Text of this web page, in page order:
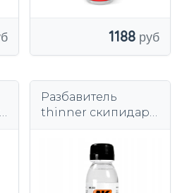
1188
Разбавитель
thinner скипидар
Interactive